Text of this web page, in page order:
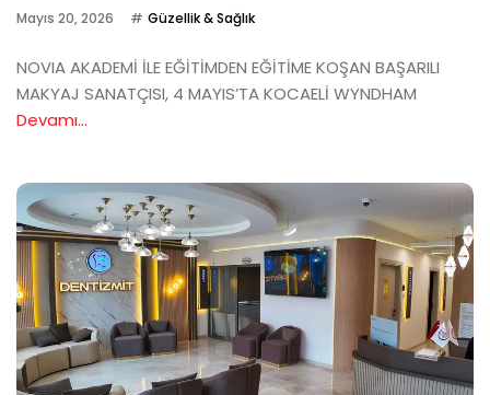
Mayıs 20, 2026 Güzellik & Sağlık
NOVIA AKADEMİ İLE EĞİTİMDEN EĞİTİME KOŞAN BAŞARILI
MAKYAJ SANATÇISI, 4 MAYIS’TA KOCAELİ WYNDHAM
Devamı...